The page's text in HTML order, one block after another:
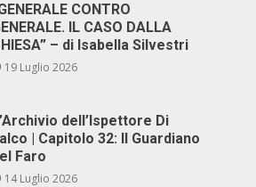
CONTRO
IL CASO DALLA
– di Isabella Silvestri
19 Luglio 2026
dell’Ispettore Di
| Capitolo 32: Il Guardiano
Faro
14 Luglio 2026